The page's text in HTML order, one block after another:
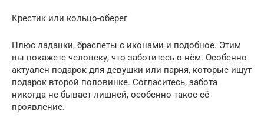
Крестик или кольцо-оберег
Плюс ладанки, браслеты с иконами и подобное. Этим
вы покажете человеку, что заботитесь о нём. Особенно
актуален подарок для девушки или парня, которые ищут
подарок второй половинке. Согласитесь, забота
никогда не бывает лишней, особенно такое её
проявление.